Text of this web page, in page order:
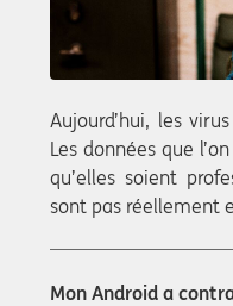
Aujourd’hui, les
Les données que
qu’elles soient
sont pas réellement
Mon Android a